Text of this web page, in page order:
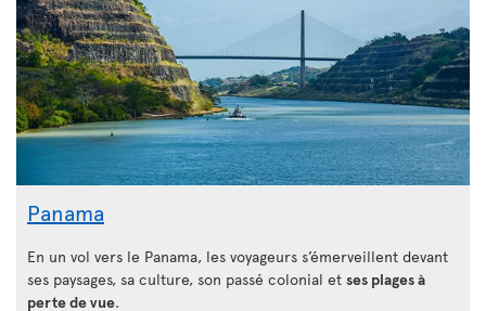
Panama
En un vol vers le Panama, les voyageurs s’émerveillent devant
ses paysages, sa culture, son passé colonial et ses plages à
perte de vue.